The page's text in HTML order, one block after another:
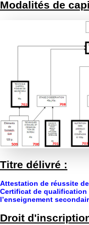
Modalités de
Titre délivré :
Attestation de réussite
Certificat de qualification
l’enseignement
Droit